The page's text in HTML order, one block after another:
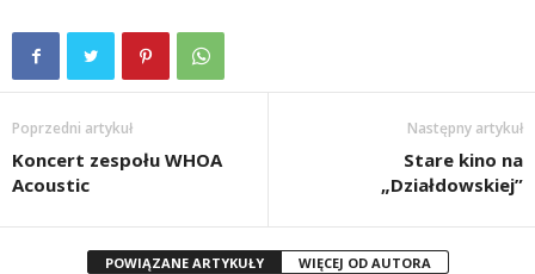
Poprzedni artykuł
Koncert zespołu WHOA
Acoustic
Następny artykuł
Stare kino na
„Działdowskiej”
POWIĄZANE ARTYKUŁY WIĘCEJ OD AUTORA